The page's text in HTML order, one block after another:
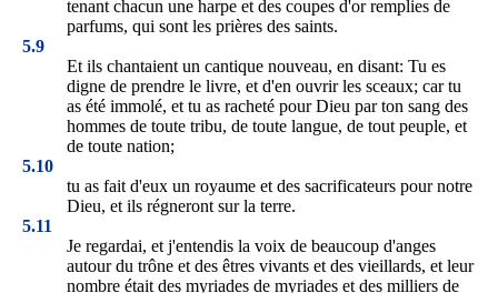
tenant chacun une harpe et des coupes d'or remplies de
parfums, qui sont les prières des saints.
5.9
Et ils chantaient un cantique nouveau, en disant: Tu es
digne de prendre le livre, et d'en ouvrir les sceaux; car tu
as été immolé, et tu as racheté pour Dieu par ton sang des
hommes de toute tribu, de toute langue, de tout peuple, et
de toute nation;
5.10
tu as fait d'eux un royaume et des sacrificateurs pour notre
Dieu, et ils régneront sur la terre.
5.11
Je regardai, et j'entendis la voix de beaucoup d'anges
autour du trône et des êtres vivants et des vieillards, et leur
nombre était des myriades de myriades et des milliers de